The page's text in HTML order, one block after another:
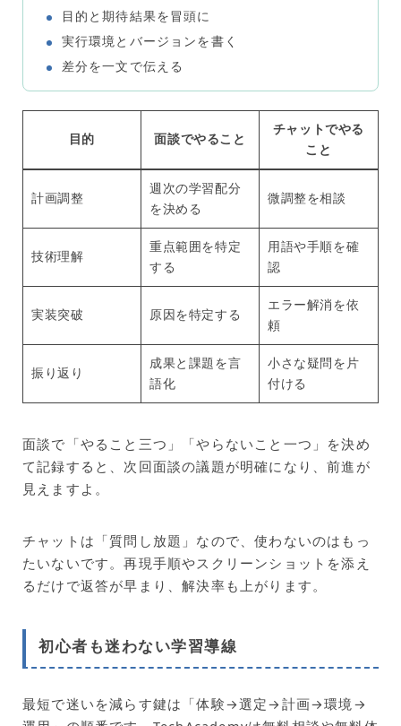
目的と期待結果を冒頭に
実行環境とバージョンを書く
差分を一文で伝える
目的 面談でやること
チャットでやる
こと
計画調整
週次の学習配分
を決める
微調整を相談
技術理解
重点範囲を特定
する
用語や手順を確
認
実装突破 原因を特定する
エラー解消を依
頼
振り返り
成果と課題を言
語化
小さな疑問を片
付ける
面談で「やること三つ」「やらないこと一つ」を決め
て記録すると、次回面談の議題が明確になり、前進が
見えますよ。
チャットは「質問し放題」なので、使わないのはもっ
たいないです。再現手順やスクリーンショットを添え
るだけで返答が早まり、解決率も上がります。
初心者も迷わない学習導線
最短で迷いを減らす鍵は「体験→選定→計画→環境→